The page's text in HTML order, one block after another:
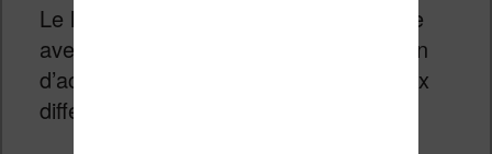
Le logiciel propose une interface simple
avec peu d’options. Vous avez un écran
d’accueil qui vous permet d’accéder aux
différentes fonctionnalités :